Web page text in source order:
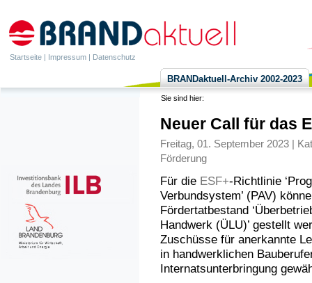
Startseite | Impressum | Datenschutz
BRANDaktuell-Archiv 2002-2023
Sie sind hier:
Neuer Call für das
Freitag, 01. September 2023 |
Förderung
Für die ESF+-Richtlinie
Verbundsystem’ (PAV)
Fördertatbestand
Handwerk (ÜLU)’ gestellt
Zuschüsse für anerkannte
in handwerklichen
Internatsunterbringung